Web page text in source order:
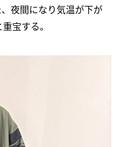
夜間になり気温が下が
宝する。